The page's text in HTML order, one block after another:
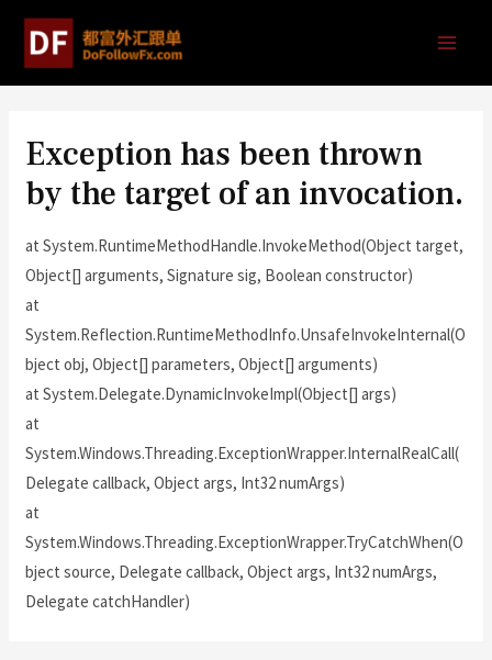
Exception has been thrown
by the target of an invocation.
at System.RuntimeMethodHandle.InvokeMethod(Object target,
Object[] arguments, Signature sig, Boolean constructor)
at
System.Reflection.RuntimeMethodInfo.UnsafeInvokeInternal(O
bject obj, Object[] parameters, Object[] arguments)
at System.Delegate.DynamicInvokeImpl(Object[] args)
at
System.Windows.Threading.ExceptionWrapper.InternalRealCall(
Delegate callback, Object args, Int32 numArgs)
at
System.Windows.Threading.ExceptionWrapper.TryCatchWhen(O
bject source, Delegate callback, Object args, Int32 numArgs,
Delegate catchHandler)